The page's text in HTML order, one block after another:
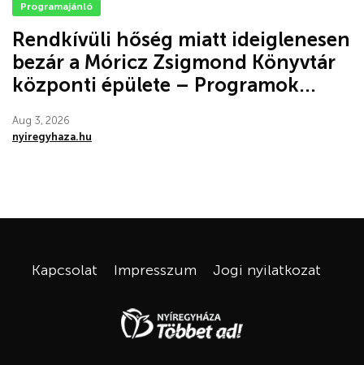
Programajánló
Rendkívüli hőség miatt ideiglenesen
bezár a Móricz Zsigmond Könyvtár
központi épülete – Programok...
Aug 3, 2026
nyiregyhaza.hu
Kapcsolat Impresszum Jogi nyilatkozat